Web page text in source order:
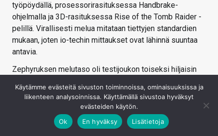
työpöydällä, prosessorirasituksessa Handbrake-
ohjelmalla ja 3D-rasituksessa Rise of the Tomb Raider -
pelillä. Virallisesti melua mitataan tiettyjen standardien
mukaan, joten io-techin mittaukset ovat lähinnä suuntaa
antavia.
Zephyruksen melutaso oli testijoukon toiseksi hiljaisin
äännekkäämpi kuin MSI, mutta pykälän hiljaisempi kuin
Lenovo. Lepotilassa melutaso oli muita testijoukon
koneita hieman äänekkäämpi.
Käytämme evästeitä sivuston toiminnoissa, ominaisuuksissa ja
liikenteen analysoinnissa. Käyttämällä sivustoa hyväksyt
evästeiden käytön.
Ok
En hyväksy Lisätietoja